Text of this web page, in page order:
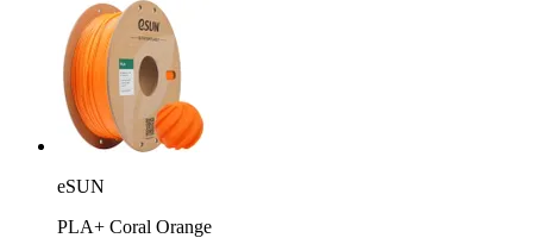
eSUN
PLA+ Coral Orange